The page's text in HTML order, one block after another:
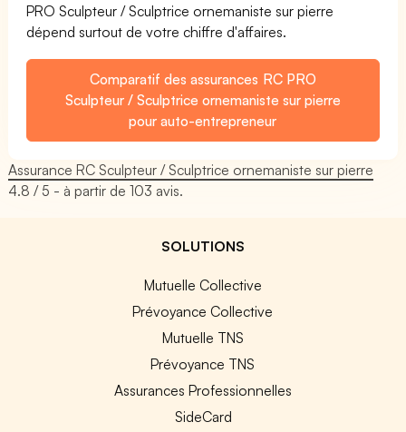
PRO Sculpteur / Sculptrice ornemaniste sur pierre
dépend surtout de votre chiffre d'affaires.
Comparatif des assurances RC PRO
Sculpteur / Sculptrice ornemaniste sur pierre
pour auto-entrepreneur
Assurance RC Sculpteur / Sculptrice ornemaniste sur pierre
4.8 / 5 - à partir de103 avis.
SOLUTIONS
Mutuelle Collective
Prévoyance Collective
Mutuelle TNS
Prévoyance TNS
Assurances Professionnelles
SideCard